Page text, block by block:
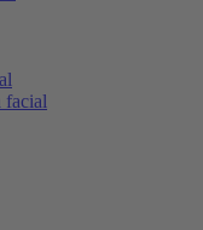
facial